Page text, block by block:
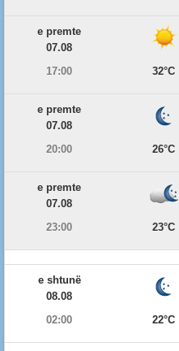
e premte
07.08
17:00
32°C
e premte
07.08
20:00
26°C
e premte
07.08
23:00
23°C
e shtunë
08.08
02:00
22°C